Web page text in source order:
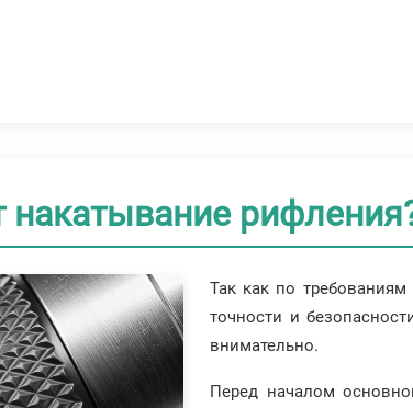
Так как по требованиям
точности и
внимательно.
Перед началом